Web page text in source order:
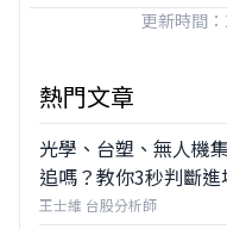
更新時間
熱門文章
光學、台塑、無人機
追嗎？教你3秒判斷進
王士維 台股分析師